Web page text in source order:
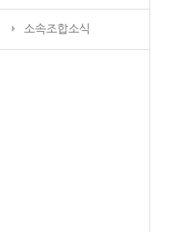
소속조합소식